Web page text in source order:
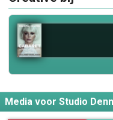
Media voor Studio